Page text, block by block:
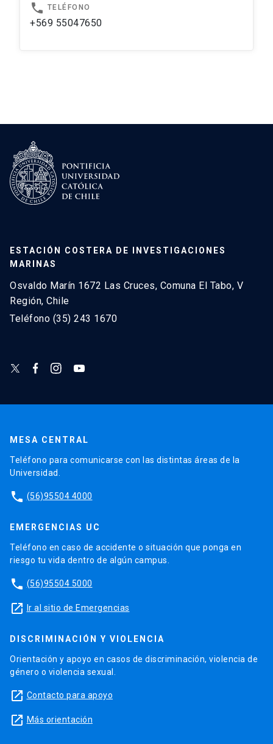
local_phone TELÉFONO
+569 55047650
ESTACIÓN COSTERA DE INVESTIGACIONES
MARINAS
Osvaldo Marín 1672 Las Cruces, Comuna El Tabo, V
Región, Chile
Teléfono (35) 243 1670
MESA CENTRAL
Teléfono para comunicarse con las distintas áreas de la
Universidad.
phone (56)95504 4000
EMERGENCIAS UC
Teléfono en caso de accidente o situación que ponga en
riesgo tu vida dentro de algún campus.
phone (56)95504 5000
launch Ir al sitio de Emergencias
DISCRIMINACIÓN Y VIOLENCIA
Orientación y apoyo en casos de discriminación, violencia de
género o violencia sexual.
launch Contacto para apoyo
launch Más orientación